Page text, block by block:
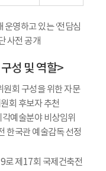
영하고 있는 ‘전담심
사전 공개
성 및 역할>
회 구성을 위한 자문
회 후보자 추천
예술분야 비상임위
한국관 예술감독 선정
로 제17회 국제건축전